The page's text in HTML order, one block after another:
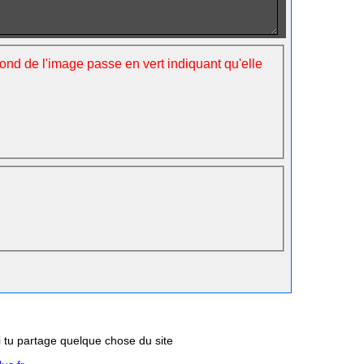
de l'image passe en vert indiquant qu'elle
partage quelque chose du site